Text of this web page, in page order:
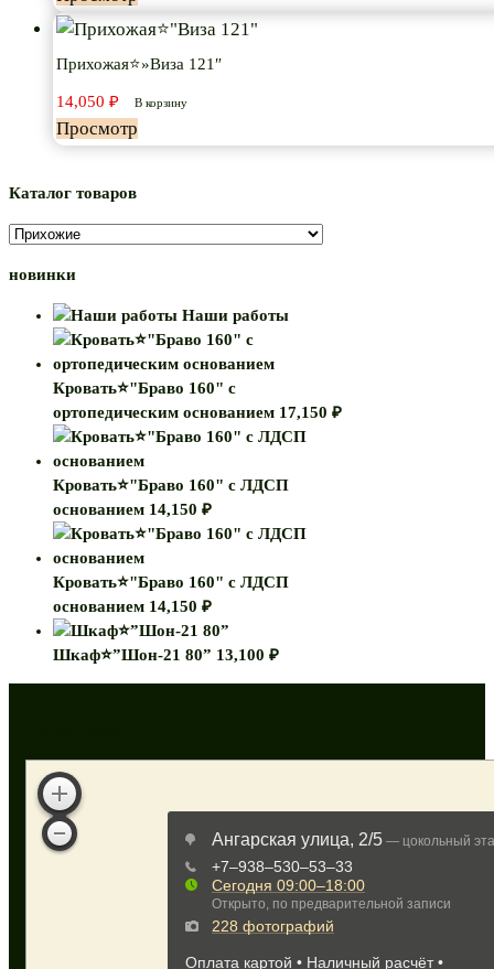
Прихожая⭐»Виза 121″
14,050 ₽ В корзину
Просмотр
Каталог товаров
новинки
Наши работы
Кровать⭐"Браво 160" с
ортопедическим основанием 17,150 ₽
Кровать⭐"Браво 160" с ЛДСП
основанием 14,150 ₽
Кровать⭐"Браво 160" с ЛДСП
основанием 14,150 ₽
Шкаф⭐”Шон-21 80” 13,100 ₽